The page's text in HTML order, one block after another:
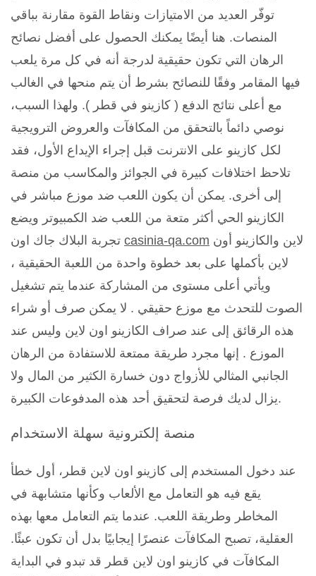
توفّر العديد من الامتيازات ونقاط القوة مقارنة بباقي
المنصات. هنا أيضًا يمكنك الحصول على أفضل نصائح
الرهان التي تكون حقيقية لدرجة أنه في كل مرة يلعب
فيها المقامر وفقًا للنصائح بشرط أن يتم منحها في الغالب
مع أعلى نتائج الدفع ( كازينو في قطر ). ولهذا السبب،
نوصي دائماً بالتحقق من المكافآت والعروض الترويجية
لكل كازينو على الانترنت قبل إجراء الإيداع الأول، فقد
تلاحظ اختلافات كبيرة في الجوائز والمكاسب من منصة
إلى أخرى. يمكن أن يكون اللعب ضد موزع مباشر في
الكازينو الحي أكثر متعة من اللعب ضد الكمبيوتر ويضع
casinia-qa.com
لاين بأكملها على بعد خطوة واحدة من اللعبة الحقيقية ،
ويأتي أعلى مستوى من المشاركة عندما يتم تشغيل
الصوت للتحدث مع موزع حقيقي . لا يمكن صرف أو شراء
هذه الرقائق إلى عند صراف الكازينو اون لاين وليس عند
الموزع . إنها مجرد طريقة ممتعة للاستفادة من الرهان
الجانبي المثالي للأزواج دون خسارة الكثير من المال ولا
يزال لديك فرصة لتحقيق أحد هذه المدفوعات الكبيرة.
منصة إلكترونية سهلة الاستخدام
عند دخول المستخدم إلى كازينو اون لاين قطر، أول خطأ
يقع فيه هو التعامل مع الألعاب وكأنها متشابهة في
المخاطر وطريقة اللعب. عندما يتم التعامل معها بهذه
العقلية، تصبح المكافآت عنصرًا إيجابيًا بدل أن تكون عبئًا.
المكافآت في كازينو اون لاين قطر قد تبدو في البداية